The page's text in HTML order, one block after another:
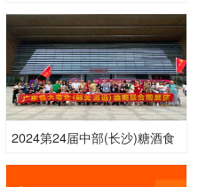
酒商品交易会
2024第24届中部(长沙)糖酒食